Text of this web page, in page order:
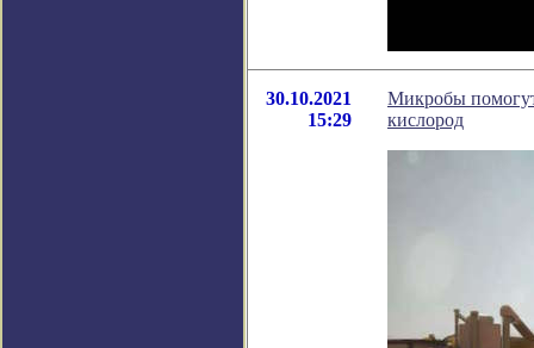
30.10.2021
15:29
Микробы
кислород